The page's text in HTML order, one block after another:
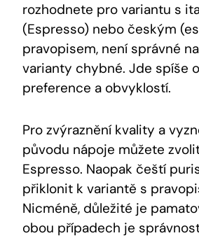
rozhodnete pro variantu s
(Espresso) nebo českým
pravopisem, není správné
varianty chybné. Jde spíše
preference a obvyklostí.
Pro zvýraznění kvality a
původu nápoje můžete
Espresso. Naopak čeští
přiklonit k variantě s
Nicméně, důležité je
obou případech je